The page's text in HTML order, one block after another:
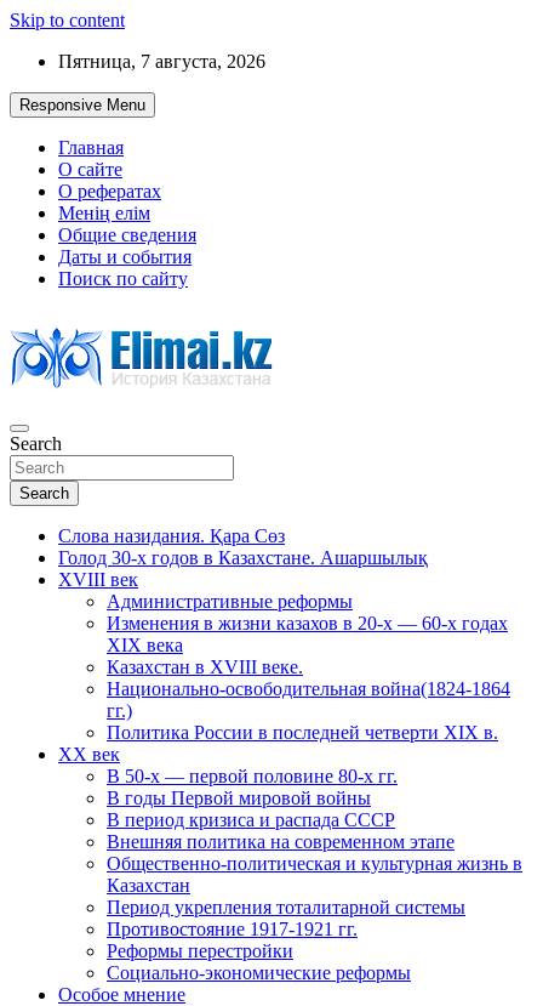
Skip to content
Пятница, 7 августа, 2026
Responsive Menu
Главная
О сайте
О рефератах
Менің елім
Общие сведения
Даты и события
Поиск по сайту
История Казахстана
Search
Search
Слова назидания. Қара Сөз
Голод 30-х годов в Казахстане. Ашаршылық
XVIII век
Административные реформы
Изменения в жизни казахов в 20-х — 60-х годах
XIX века
Казахстан в XVIII веке.
Национально-освободительная война(1824-1864
гг.)
Политика России в последней четверти XIX в.
XX век
В 50-х — первой половине 80-х гг.
В годы Первой мировой войны
В период кризиса и распада СССР
Внешняя политика на современном этапе
Общественно-политическая и культурная жизнь в
Казахстан
Период укрепления тоталитарной системы
Противостояние 1917-1921 гг.
Реформы перестройки
Социально-экономические реформы
Особое мнение